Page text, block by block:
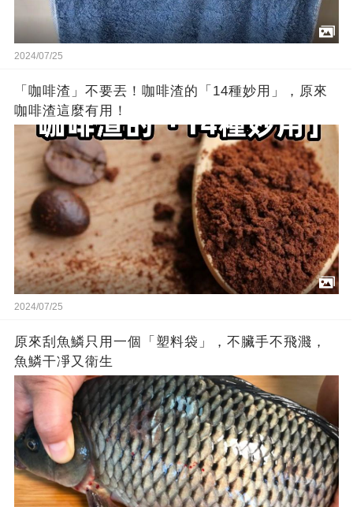
2024/07/25
「咖啡渣」不要丟！咖啡渣的「14種妙用」，原來
咖啡渣這麼有用！
2024/07/25
原來刮魚鱗只用一個「塑料袋」，不臟手不飛濺，
魚鱗干凈又衛生